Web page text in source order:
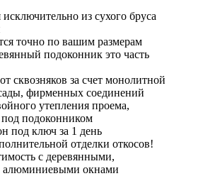
из сухого бруса
точно по вашим размерам
подоконник это часть
сквозняков за счет монолитной
фирменных соединений
утепления проема,
под подоконником
под ключ за 1 день
отделки откосов!
с деревянными,
алюминиевыми окнами